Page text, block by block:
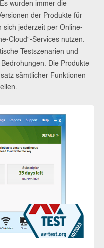
wurden immer die
der Produkte für
sich jederzeit per Online-
Cloud“-Services nutzen.
Testszenarien und
Die Produkte
sämtlicher Funktionen